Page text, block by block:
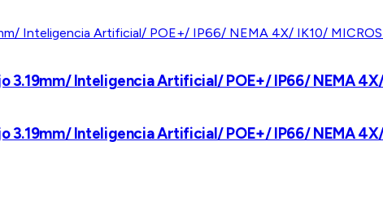
3.19mm/ Inteligencia Artificial/ POE+/ IP66/ NEMA
3.19mm/ Inteligencia Artificial/ POE+/ IP66/ NEMA